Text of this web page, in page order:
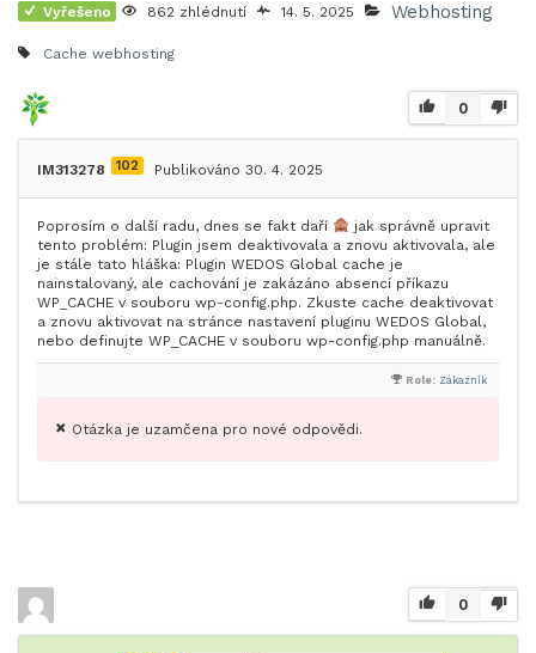
Vyřešeno 862 zhlédnutí 14. 5. 2025 Webhosting
Cache webhosting
0
IM313278 102 Publikováno 30. 4. 2025
Poprosím o další radu, dnes se fakt daří
jak správně upravit
tento problém: Plugin jsem deaktivovala a znovu aktivovala, ale
je stále tato hláška: Plugin WEDOS Global cache je
nainstalovaný, ale cachování je zakázáno absencí příkazu
WP_CACHE v souboru wp-config.php. Zkuste cache deaktivovat
a znovu aktivovat na stránce nastavení pluginu WEDOS Global,
nebo definujte WP_CACHE v souboru wp-config.php manuálně.
Role: Zákazník
Otázka je uzamčena pro nové odpovědi.
0